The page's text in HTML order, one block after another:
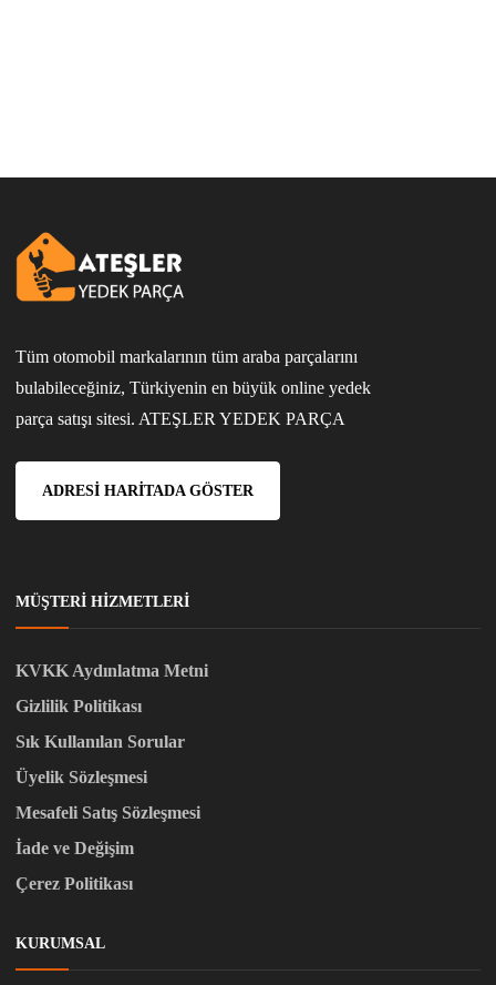
Tüm otomobil markalarının tüm araba parçalarını
bulabileceğiniz, Türkiyenin en büyük online yedek
parça satışı sitesi. ATEŞLER YEDEK PARÇA
ADRESI HARITADA GÖSTER
MÜŞTERI HIZMETLERI
KVKK Aydınlatma Metni
Gizlilik Politikası
Sık Kullanılan Sorular
Üyelik Sözleşmesi
Mesafeli Satış Sözleşmesi
İade ve Değişim
Çerez Politikası
KURUMSAL